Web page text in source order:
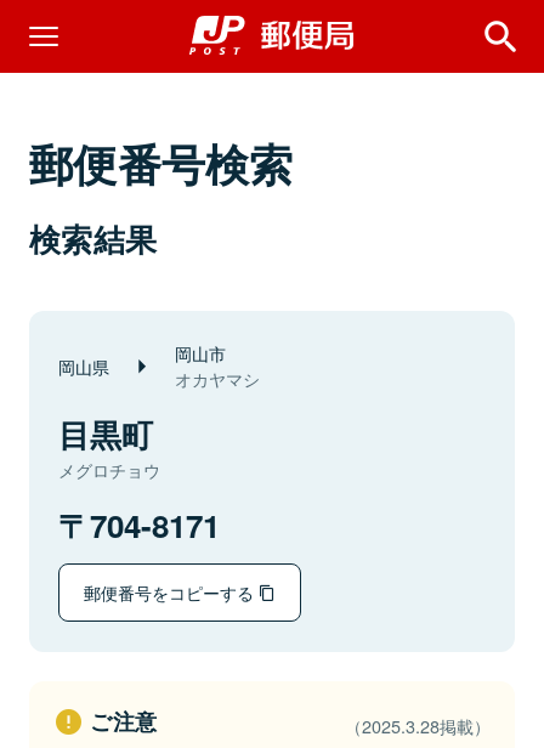
郵便番号検索
検索結果
岡山県 岡山市
オカヤマシ
目黒町
メグロチョウ
704-8171
郵便番号をコピーする
ご注意 （2025.3.28掲載）